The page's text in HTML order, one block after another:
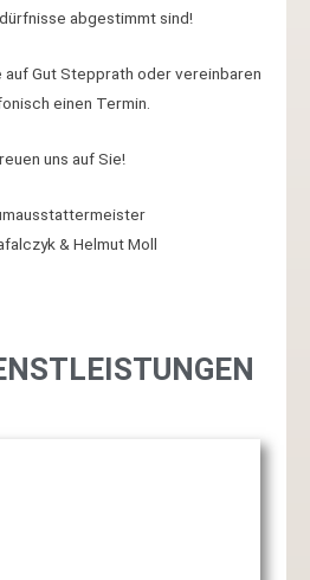
abgestimmt sind!
auf Gut Stepprath oder vereinbaren
einen Termin.
uns auf Sie!
& Helmut Moll